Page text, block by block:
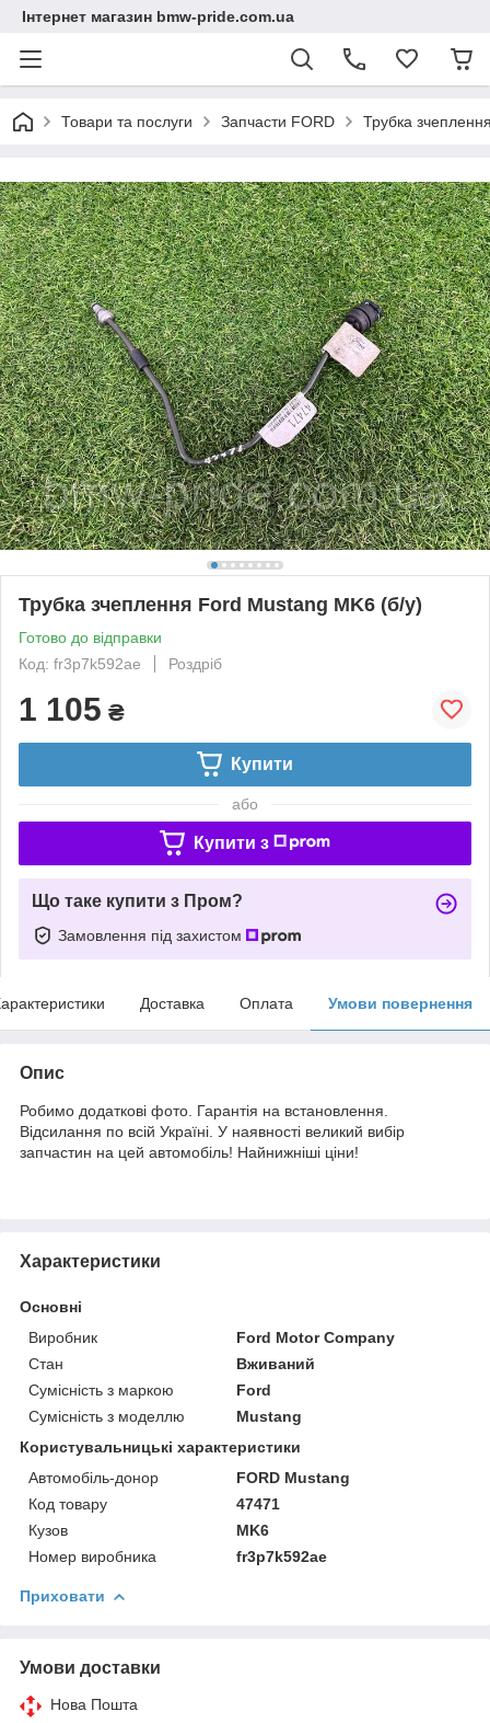
Інтернет магазин bmw-pride.com.ua
Товари та послуги Запчасти FORD Трубка
Трубка зчеплення Ford Mustang MK6 (б/у)
Готово до відправки
Код: fr3p7k592ae
Роздріб
1 105 ₴
Купити
або
Купити з
Що таке купити з Пром?
Замовлення під захистом
Доставка Оплата Умови повернення
Опис
Робимо додаткові фото. Гарантія на встановлення.
Відсилання по всій Україні. У наявності великий вибір
запчастин на цей автомобіль! Найнижніші ціни!
Характеристики
Основні
Виробник
Ford Motor Company
Стан
Вживаний
Сумісність з маркою
Ford
Сумісність з моделлю
Mustang
Користувальницькі характеристики
Автомобіль-донор
FORD Mustang
Код товару
47471
Кузов
MK6
Номер виробника
fr3p7k592ae
Приховати
Умови доставки
Нова Пошта